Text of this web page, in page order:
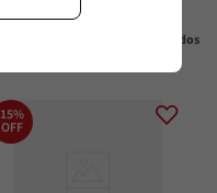
Veja todos
15%
OFF